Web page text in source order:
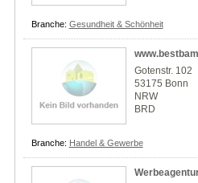
Branche: Gesundheit & Schönheit
Gotenstr. 102
53175 Bonn
NRW
BRD
Branche: Handel & Gewerbe